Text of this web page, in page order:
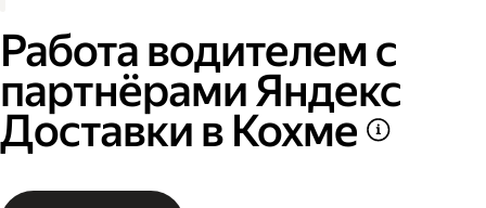
Работа водителем с
партнёрами Яндекс
Доставки в Кохме